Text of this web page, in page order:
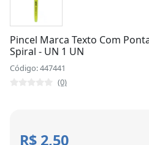
Pincel Marca Texto Com
Spiral - UN 1 UN
Código: 447441
(0)
R$ 2,50